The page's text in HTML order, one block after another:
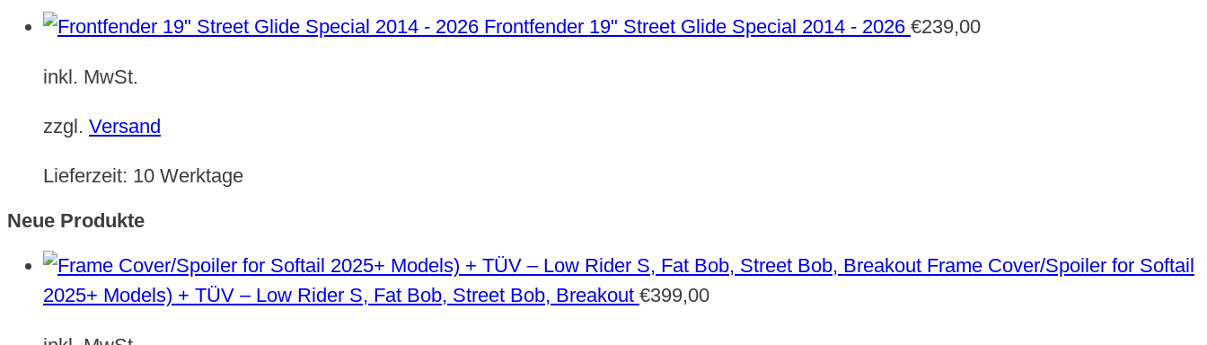
Frontfender 19" Street Glide Special 2014 - 2026 €239,00
inkl. MwSt.
zzgl. Versand
Lieferzeit: 10 Werktage
Neue Produkte
Frame Cover/Spoiler for Softail
2025+ Models) + TÜV – Low Rider S, Fat Bob, Street Bob, Breakout €399,00